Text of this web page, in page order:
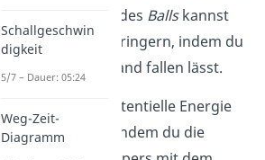
Die Lageenergie des Ballskannst
du aber auch verringern, indem du
ihn aus deiner Hand fallen lässt.
Du kannst die potentielle Energie
Epotberechnen, indem du die
Schallgeschwin
digkeit
5/7 – Dauer: 05:24
Weg-Zeit-
Diagramm